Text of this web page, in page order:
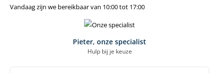
Vandaag zijn we bereikbaar van 10:00 tot 17:00
Pieter, onze specialist
Hulp bij je keuze